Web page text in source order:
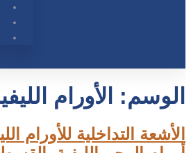
الوسم: الأورام